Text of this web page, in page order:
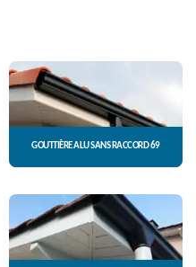
GOUTTIÈRE ALU SANS RACCORD 69